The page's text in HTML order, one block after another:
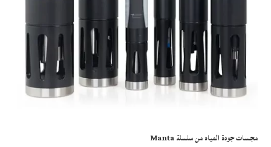
مجسات جودة المياه من سلسلة Manta